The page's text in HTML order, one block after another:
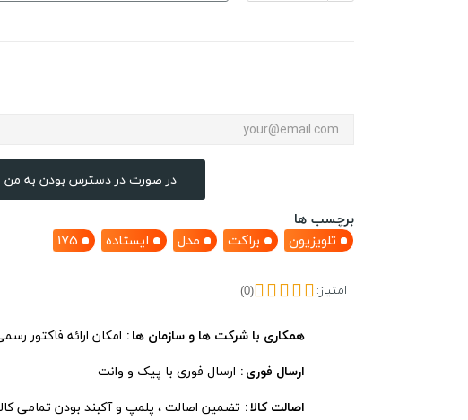
در صورت در دسترس بودن به من
برچسب ها
تلویزیون
براکت مدل ایستاده 175
امتیاز: (0)
همکاری با شرکت ها و سازمان ها امکان ارائه فاکتور
ارسال فوری ارسال فوری با پیک و وانت
اصالت کالا تضمین اصالت ، پلمپ و آکبند بودن تمامی